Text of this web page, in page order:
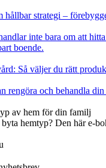
hållbar strategi –
inte bara om att
boende.
Så väljer du rätt
rengöra och behandla
av hem för din familj
hemtyp? Den här e-